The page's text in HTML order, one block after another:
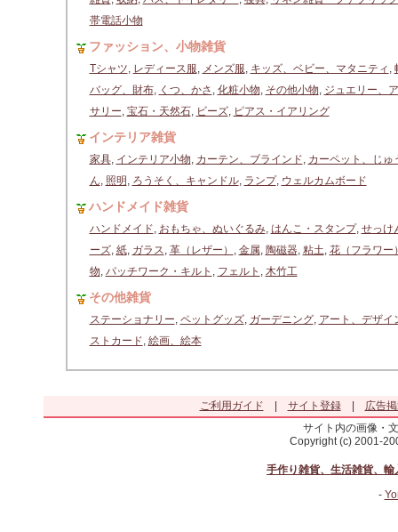
帯電話小物
ファッション、小物雑貨
Tシャツ, レディース服, メンズ服, キッズ、ベビー、マタニティ ,
バッグ、財布, くつ、かさ , 化粧小物, その他小物, ジュエリー、
サリー, 宝石・天然石, ビーズ, ピアス・イアリング
インテリア雑貨
家具, インテリア小物, カーテン、ブラインド, カーペット、じゅ
ん, 照明 , ろうそく、キャンドル, ランプ, ウェルカムボード
ハンドメイド雑貨
ハンドメイド, おもちゃ、ぬいぐるみ, はんこ・スタンプ, せっけ
ーズ, 紙, ガラス, 革（レザー） , 金属, 陶磁器, 粘土, 花（フラワー
物, パッチワーク・キルト , フェルト , 木竹工
その他雑貨
ステーショナリー, ペットグッズ, ガーデニング, アート、デザイ
ストカード, 絵画、絵本
ご利用ガイド サイト登録|
広告
サイト内の画像・
Copyright (c) 2001-
手作り雑貨、生活雑貨、
-